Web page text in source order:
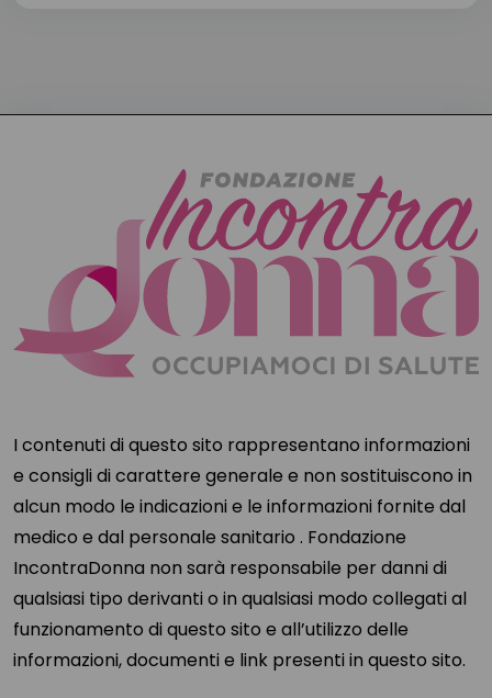
I contenuti di questo sito rappresentano informazioni
e consigli di carattere generale e non sostituiscono in
alcun modo le indicazioni e le informazioni fornite dal
medico e dal personale sanitario . Fondazione
IncontraDonna non sarà responsabile per danni di
qualsiasi tipo derivanti o in qualsiasi modo collegati al
funzionamento di questo sito e all’utilizzo delle
informazioni, documenti e link presenti in questo sito.